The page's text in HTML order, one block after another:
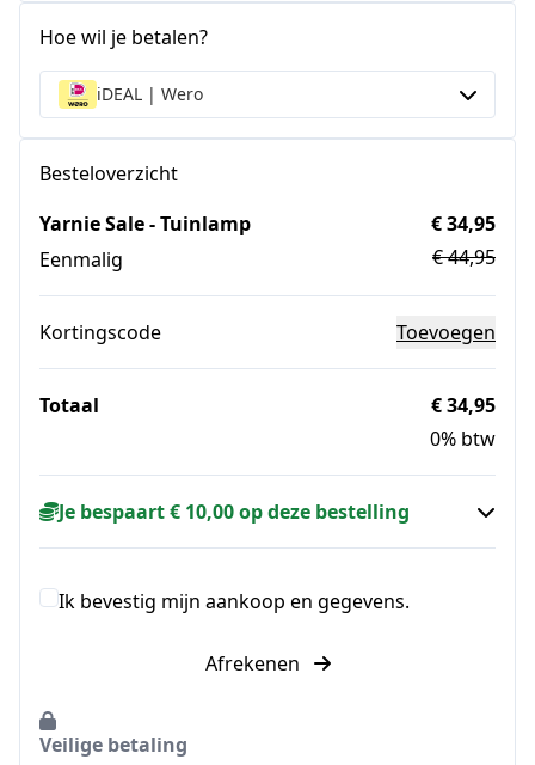
Hoe wil je betalen?
iDEAL | Wero
Besteloverzicht
Yarnie Sale - Tuinlamp
Eenmalig
€ 34,95
€ 44,95
Kortingscode Toevoegen
Totaal
€ 34,95
0% btw
Je bespaart € 10,00 op deze bestelling
Ik bevestig mijn aankoop en gegevens.
Afrekenen
Veilige betaling